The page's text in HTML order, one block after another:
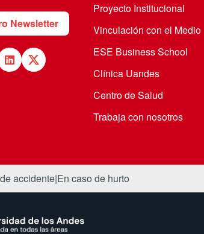
Newsletter
Proyecto Institucional
Vinculación con el Medio
ESE Business School
Clínica Uandes
Centro de Salud
Trabaja con nosotros
accidente|En caso de hurto